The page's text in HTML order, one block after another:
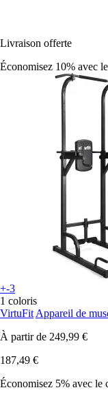
Livraison offerte
Économisez 10% avec
+-3
1 coloris
VirtuFit Appareil de
À partir de 249,99 €
187,49 €
Économisez 5% avec le